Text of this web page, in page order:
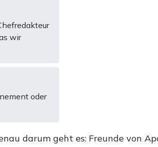
wir
oder
darum geht es: Freunde von